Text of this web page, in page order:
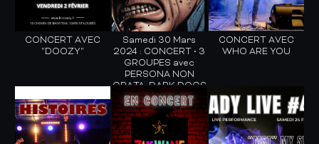
CONCERT AVEC
"DOOZY"
Samedi 30 Mars
2024 : CONCERT • 3
GROUPES avec
PERSONA NON
GRATA, DARK DOGS
ET DAYDREAMS OF
A MAD KING
CONCERT AVEC
WHO ARE YOU